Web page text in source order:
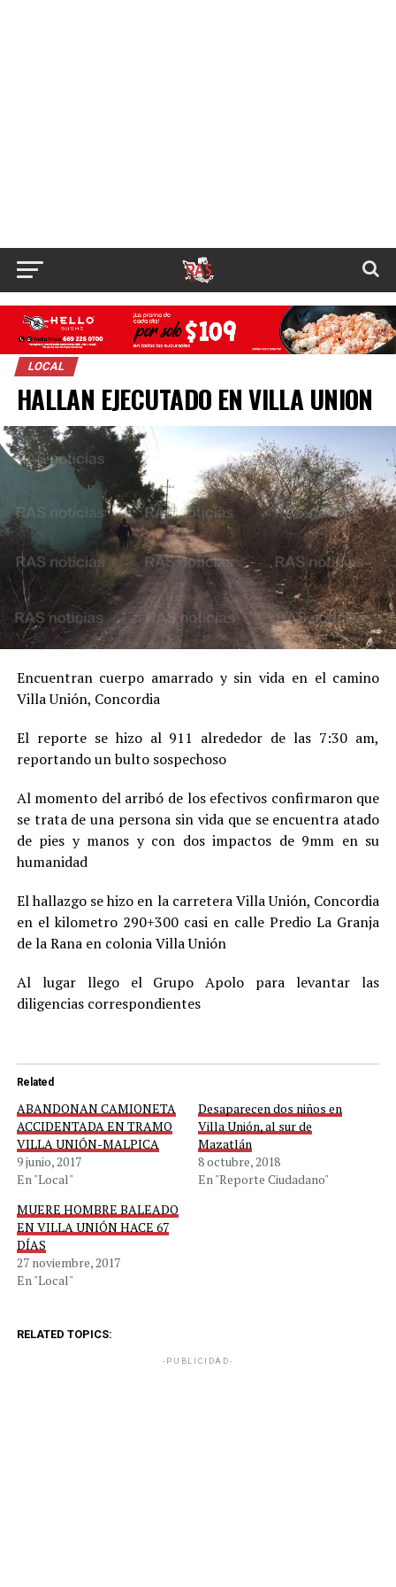
LOCAL
HALLAN EJECUTADO EN VILLA UNION
Encuentran cuerpo amarrado y sin vida en el camino
Villa Unión, Concordia
El reporte se hizo al 911 alrededor de las 7:30 am,
reportando un bulto sospechoso
Al momento del arribó de los efectivos confirmaron que
se trata de una persona sin vida que se encuentra atado
de pies y manos y con dos impactos de 9mm en su
humanidad
El hallazgo se hizo en la carretera Villa Unión, Concordia
en el kilometro 290+300 casi en calle Predio La Granja
de la Rana en colonia Villa Unión
Al lugar llego el Grupo Apolo para levantar las
diligencias correspondientes
Related
ABANDONAN CAMIONETA
ACCIDENTADA EN TRAMO
VILLA UNIÓN-MALPICA
9 junio, 2017
En "Local"
Desaparecen dos niños en
Villa Unión, al sur de
Mazatlán
8 octubre, 2018
En "Reporte Ciudadano"
MUERE HOMBRE BALEADO
EN VILLA UNIÓN HACE 67
DÍAS
27 noviembre, 2017
En "Local"
RELATED TOPICS:
-PUBLICIDAD-